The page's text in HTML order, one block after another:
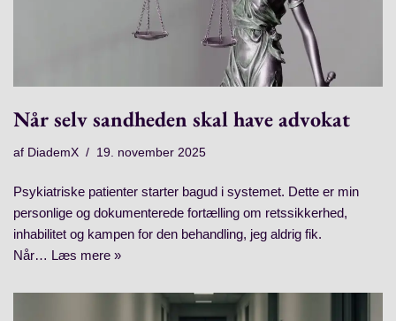
Når selv sandheden skal have advokat
af DiademX 19. november 2025
Psykiatriske patienter starter bagud i systemet. Dette er min
personlige og dokumenterede fortælling om retssikkerhed,
inhabilitet og kampen for den behandling, jeg aldrig fik.
Når… Læs mere »